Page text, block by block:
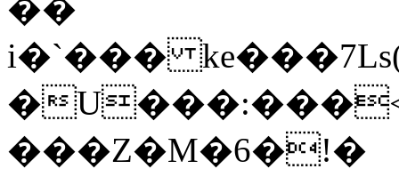
��
i�`���
�
���Z�M�6�!�